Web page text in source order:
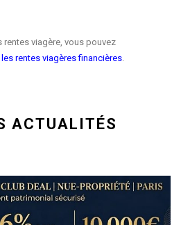
rentes viagère, vous pouvez
les rentes viagères financières
ACTUALITÉS